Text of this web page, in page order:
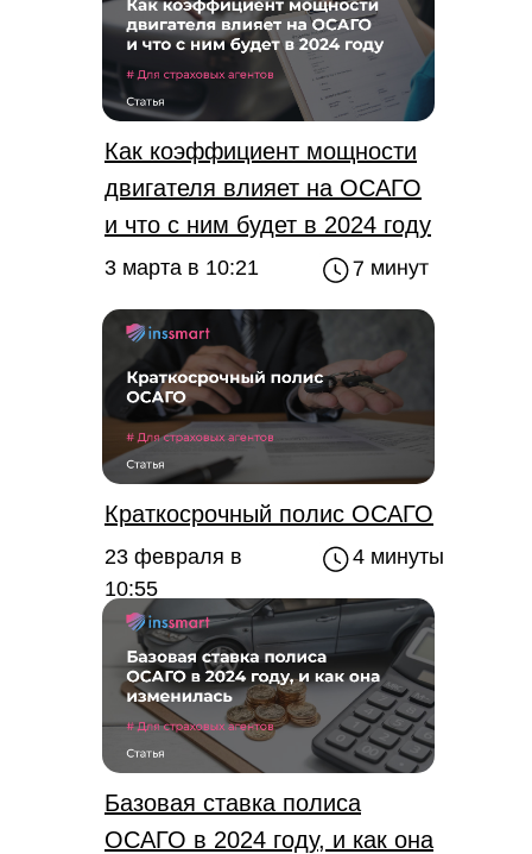
Базовая ставка полиса
ОСАГО в 2024 году, и как она
Краткосрочный полис ОСАГО
23 февраля в
10:55
4 минуты
Как коэффициент мощности
двигателя влияет на ОСАГО
и что с ним будет в 2024 году
3 марта в 10:21 7 минут